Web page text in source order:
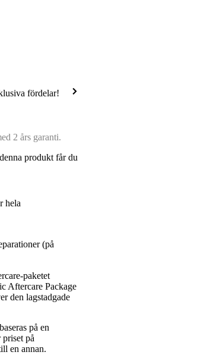
fördelar!
2 års garanti.
produkt får du
hela
(på
paketet
Aftercare Package
den lagstadgade
på en
på
en annan.